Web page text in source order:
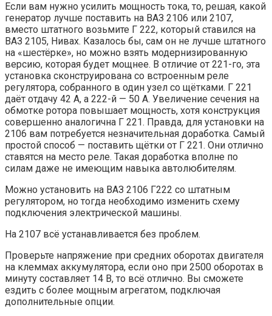
Если вам нужно усилить мощность тока, то, решая, какой
генератор лучше поставить на ВАЗ 2106 или 2107,
вместо штатного возьмите Г 222, который ставился на
ВАЗ 2105, Нивах. Казалось бы, сам он не лучше штатного
на «шестёрке», но можно взять модернизированную
версию, которая будет мощнее. В отличие от 221-го, эта
установка сконструирована со встроенным реле
регулятора, собранного в один узел со щётками. Г 221
даёт отдачу 42 А, а 222-й — 50 А. Увеличение сечения на
обмотке ротора повышает мощность, хотя конструкция
совершенно аналогична Г 221. Правда, для установки на
2106 вам потребуется незначительная доработка. Самый
простой способ — поставить щётки от Г 221. Они отлично
ставятся на место реле. Такая доработка вполне по
силам даже не имеющим навыка автолюбителям.
Можно установить на ВАЗ 2106 Г222 со штатным
регулятором, но тогда необходимо изменить схему
подключения электрической машины.
На 2107 всё устанавливается без проблем.
Проверьте напряжение при средних оборотах двигателя
на клеммах аккумулятора, если оно при 2500 оборотах в
минуту составляет 14 В, то всё отлично. Вы сможете
ездить с более мощным агрегатом, подключая
дополнительные опции.